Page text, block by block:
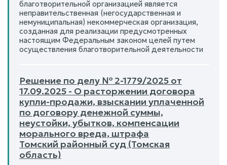
благотворительной организацией является
неправительственная (негосударственная и
немуниципальная) некоммерческая организация,
созданная для реализации предусмотренных
настоящим Федеральным законом целей путем
осуществления благотворительной деятельности
Решение по делу № 2-1779/2025 от
17.09.2025 - О расторжении договора
купли-продажи, взыскании уплаченной
по договору денежной суммы,
неустойки, убытков, компенсации
морального вреда, штрафа
Томский районный суд (Томская
область)